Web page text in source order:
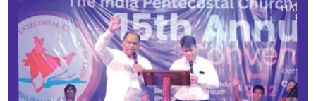
Christian Life Testimony
Sermons & Messages
Bible Quiz